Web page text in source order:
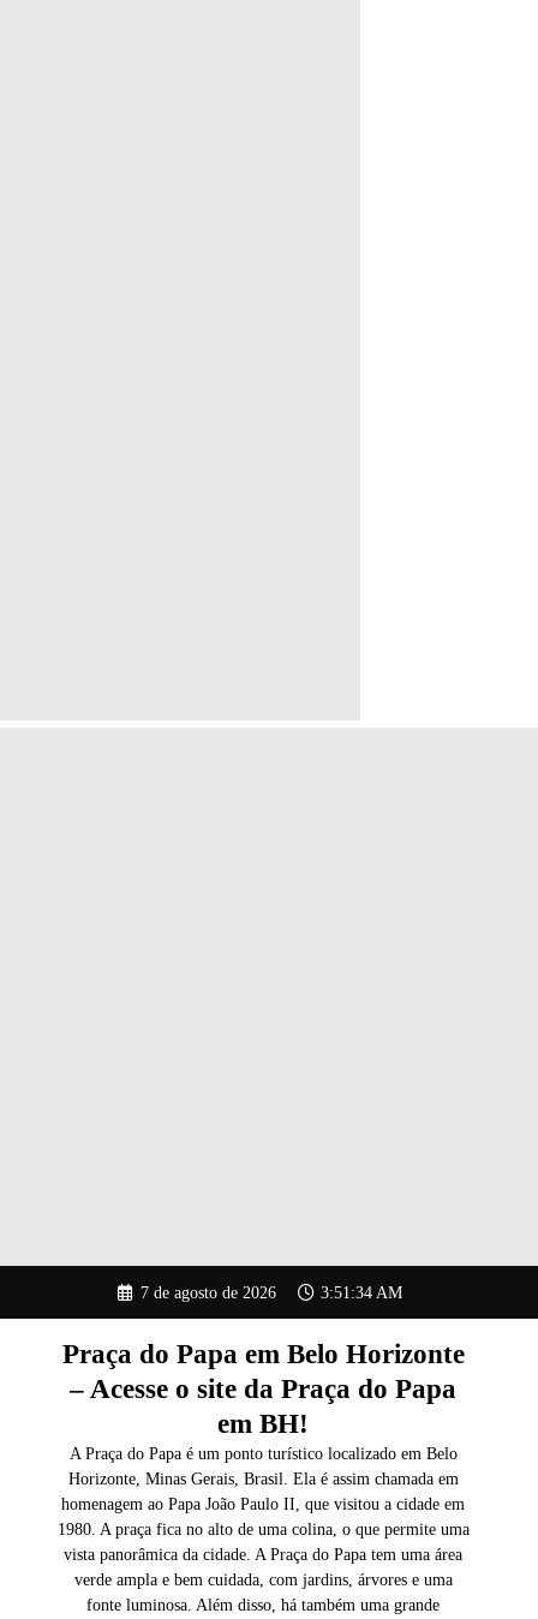
o
7 de agosto de 2026 3:51:35 AM
Praça do Papa em Belo Horizonte
– Acesse o site da Praça do Papa
em BH!
A Praça do Papa é um ponto turístico localizado em Belo
Horizonte, Minas Gerais, Brasil. Ela é assim chamada em
homenagem ao Papa João Paulo II, que visitou a cidade em
1980. A praça fica no alto de uma colina, o que permite uma
vista panorâmica da cidade. A Praça do Papa tem uma área
verde ampla e bem cuidada, com jardins, árvores e uma
fonte luminosa. Além disso, há também uma grande